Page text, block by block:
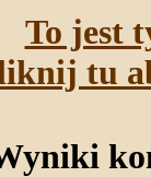
To jest
tu